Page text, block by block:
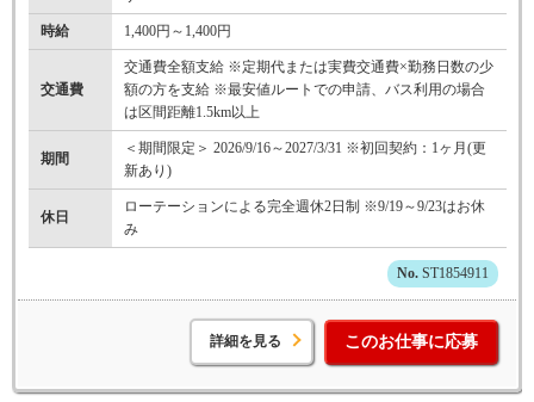
時給 1,400円～1,400円
交通費
交通費全額支給 ※定期代または実費交通費×勤務日数の少
額の方を支給 ※最安値ルートでの申請、バス利用の場合
は区間距離1.5km以上
期間
＜期間限定＞ 2026/9/16～2027/3/31 ※初回契約：1ヶ月(更
新あり)
休日
ローテーションによる完全週休2日制 ※9/19～9/23はお休
み
ST1854911
詳細を見る このお仕事に応募